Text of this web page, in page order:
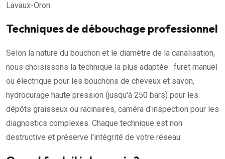
Lavaux-Oron.
Techniques de débouchage professionnel
Selon la nature du bouchon et le diamètre de la canalisation,
nous choisissons la technique la plus adaptée : furet manuel
ou électrique pour les bouchons de cheveux et savon,
hydrocurage haute pression (jusqu'à 250 bars) pour les
dépôts graisseux ou racinaires, caméra d'inspection pour les
diagnostics complexes. Chaque technique est non
destructive et préserve l'intégrité de votre réseau.